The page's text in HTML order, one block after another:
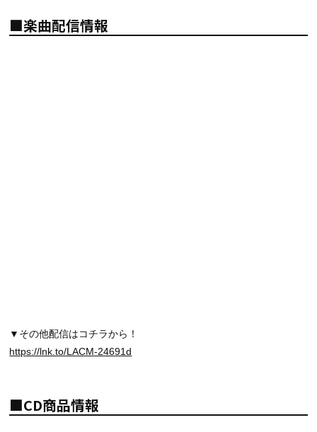
■楽曲配信情報
▼その他配信はコチラから！
https://lnk.to/LACM-24691d
■CD商品情報